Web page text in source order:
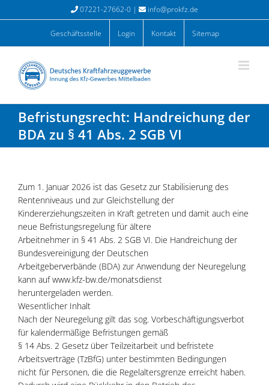
Inhalt
07221-27662-0 | info@prokfz.de
Geschäftsstelle Login Kontakt Sitemap
Befristungsrecht: Handreichung der
BDA zu § 41 Abs. 2 SGB VI
Zum 1. Januar 2026 ist das Gesetz zur Stabilisierung des
Rentenniveaus und zur Gleichstellung der
Kindererziehungszeiten in Kraft getreten und damit auch eine
neue Befristungsregelung für ältere
Arbeitnehmer in § 41 Abs. 2 SGB VI. Die Handreichung der
Bundesvereinigung der Deutschen
Arbeitgeberverbände (BDA) zur Anwendung der Neuregelung
kann auf www.kfz-bw.de/monatsdienst
heruntergeladen werden.
Wesentlicher Inhalt
Nach der Neuregelung gilt das sog. Vorbeschäftigungsverbot
für kalendermäßige Befristungen gemäß
§ 14 Abs. 2 Gesetz über Teilzeitarbeit und befristete
Arbeitsverträge (TzBfG) unter bestimmten Bedingungen
nicht für Personen, die die Regelaltersgrenze erreicht haben.